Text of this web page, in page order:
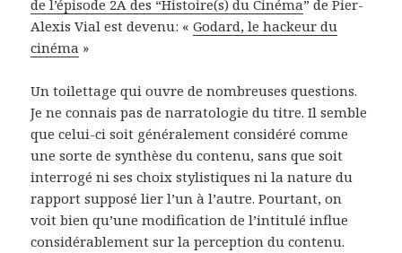
de l’épisode 2A des “Histoire(s) du Cinéma” de Pier-
Alexis Vial est devenu: «Godard, le hackeur du
cinéma »
Un toilettage qui ouvre de nombreuses questions.
Je ne connais pas de narratologie du titre. Il semble
que celui-ci soit généralement considéré comme
une sorte de synthèse du contenu, sans que soit
interrogé ni ses choix stylistiques ni la nature du
rapport supposé lier l’un à l’autre. Pourtant, on
voit bien qu’une modification de l’intitulé influe
considérablement sur la perception du contenu.